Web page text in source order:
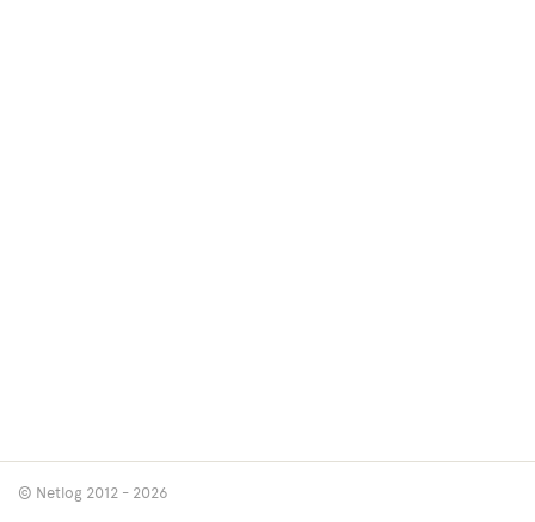
© Netlog 2012 - 2026